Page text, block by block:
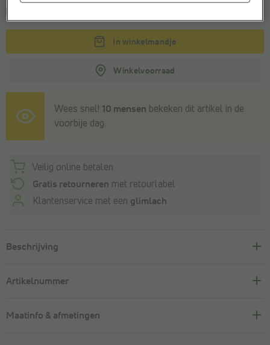
In winkelmandje
Winkelvoorraad
Wees snel! 10 mensen bekeken dit artikel in de
voorbije dag.
Veilig online betalen
Gratis retourneren met retourlabel
Klantenservice met een glimlach
Beschrijving
Artikelnummer
Maatinfo & afmetingen